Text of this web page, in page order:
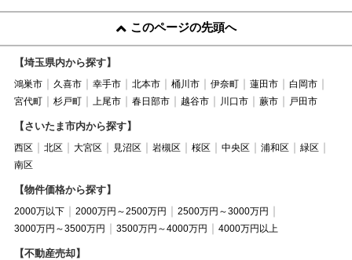
このページの先頭へ
【埼玉県内から探す】
鴻巣市 久喜市 幸手市 北本市 桶川市 伊奈町 蓮田市
白岡市
宮代町
杉戸町 上尾市 春日部市 越谷市 川口市 蕨市 戸田市
【さいたま市内から探す】
西区 北区 大宮区 見沼区 岩槻区 桜区 中央区 浦和区
緑区
南区
【物件価格から探す】
2000万以下 2000万円～2500万円
2500万円～3000万円
3000万円～3500万円
3500万円～4000万円 4000万円以上
【不動産売却】